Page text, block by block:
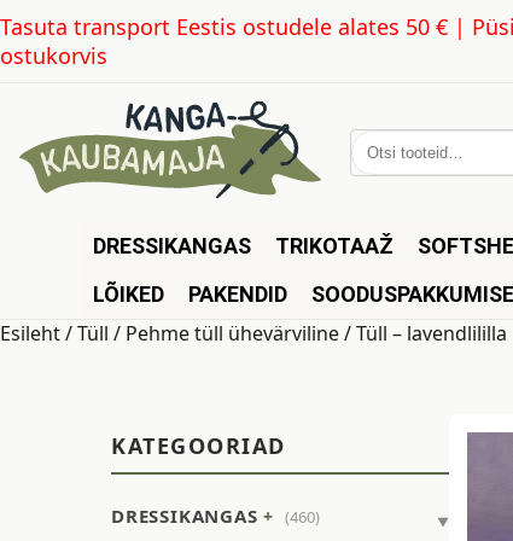
Tasuta transport Eestis ostudele alates 50 € |
ostukorvis
Otsi:
DRESSIKANGAS TRIKOTAAŽ
LÕIKED
PAKENDID
Esileht/Tüll / Pehme tüll ühevärviline/ Tüll – lavendlililla
KATEGOORIAD
DRESSIKANGAS (460)